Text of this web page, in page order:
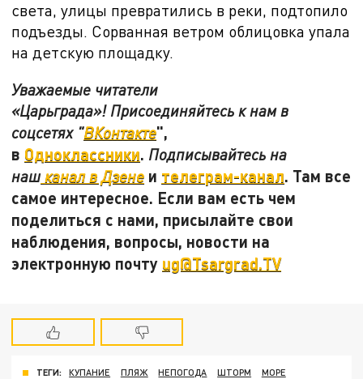
света, улицы превратились в реки, подтопило
подъезды. Сорванная ветром облицовка упала
на детскую площадку.
Уважаемые читатели
«Царьграда»! Присоединяйтесь к нам в
соцсетях "ВКонтакте",
в Одноклассники. Подписывайтесь на
наш канал в Дзене и телеграм-канал. Там все
самое интересное. Если вам есть чем
поделиться с нами, присылайте свои
наблюдения, вопросы, новости на
электронную почту ug@Tsargrad.TV
ТЕГИ: КУПАНИЕ ПЛЯЖ НЕПОГОДА ШТОРМ
МОРЕ